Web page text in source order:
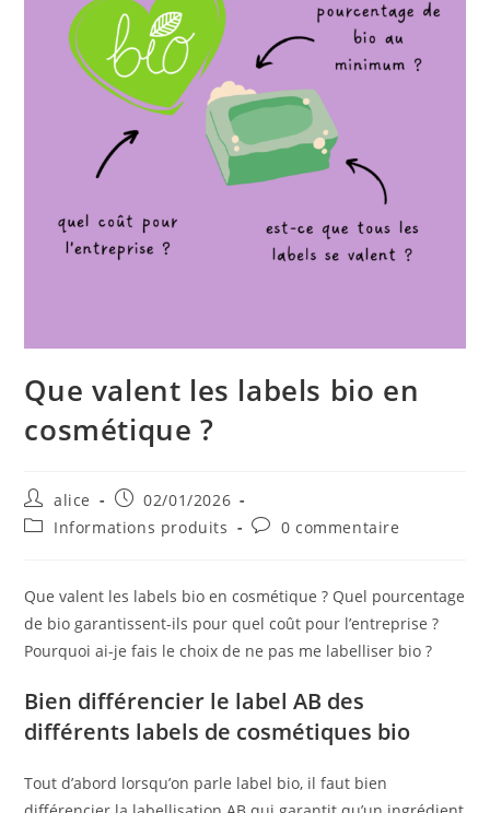
Que valent les labels bio en
cosmétique ?
Auteur/autrice
de
la
alice
Publication
publiée :
02/01/2026
PostInformations produits
Commentaires
publication :
0 commentaire
Que valent les labels bio en cosmétique ? Quel pourcentage
de bio garantissent-ils pour quel coût pour l’entreprise ?
Pourquoi ai-je fais le choix de ne pas me labelliser bio ?
Bien différencier le label AB des
différents labels de cosmétiques bio
Tout d’abord lorsqu’on parle label bio, il faut bien